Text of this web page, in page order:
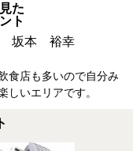
た
ト
坂本 裕幸
食店も多いので自分み
しいエリアです。